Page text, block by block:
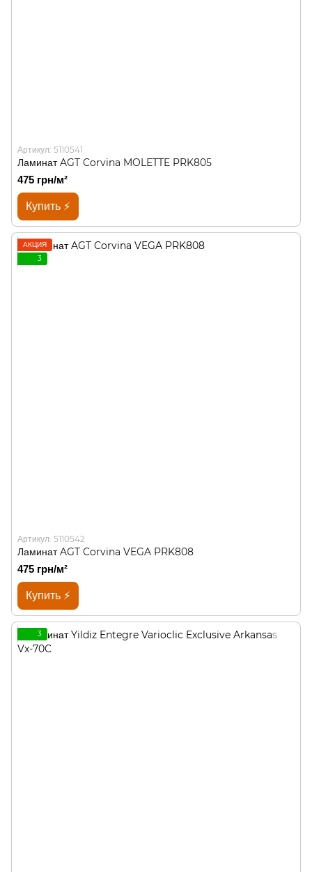
Артикул: 5110541
Ламинат AGT Corvina MOLETTE PRK805
475 грн/м²
Купить ⚡
АКЦИЯ
3
Артикул: 5110542
Ламинат AGT Corvina VEGA PRK808
475 грн/м²
Купить ⚡
3